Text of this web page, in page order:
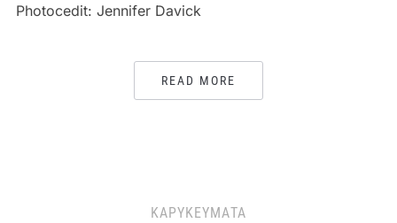
Photocedit: Jennifer Davick
READ MORE
ΚΑΡΥΚΕΎΜΑΤΑ